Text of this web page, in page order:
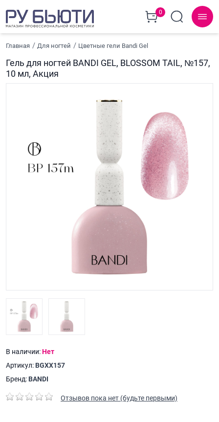
0
Главная Для ногтей Цветные гели Bandi Gel
Гель для ногтей BANDI GEL, BLOSSOM TAIL, №157,
10 мл, Акция
В наличии:Нет
Артикул: BGXX157
Бренд: BANDI
Отзывов пока нет (будьте первыми)